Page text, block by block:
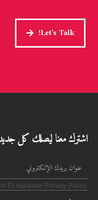
Let's Talk!
اشترك معنا ليصلك كل
El-Hakawati Privacy Policy.